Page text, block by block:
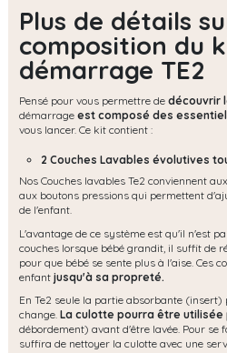
Plus de détails
composition du
démarrage TE2
Pensé pour vous permettre de découvrir
démarrage est composé des
vous lancer. Ce kit contient :
2 Couches Lavables évolutives
Nos Couches lavables Te2 conviennent
aux boutons pressions qui permettent
de l'enfant.
L'avantage de ce système est qu'il n'est
couches lorsque bébé grandit, il suffit de
pour que bébé se sente plus à l'aise. Ces
enfant jusqu'à sa propreté.
En Te2 seule la partie absorbante
change. La culotte pourra être utilisée
débordement) avant d'être lavée. Pour se
suffira de nettoyer la culotte avec une